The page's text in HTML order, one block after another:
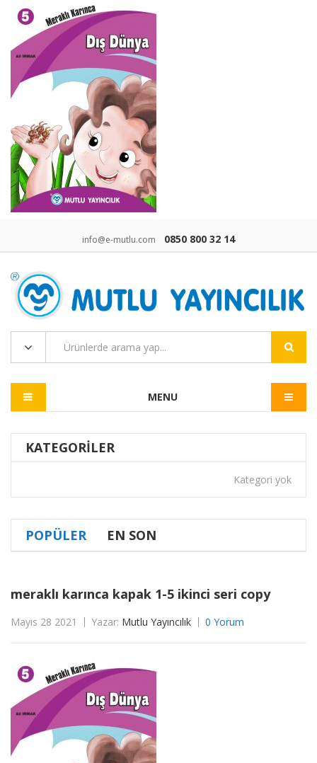
info@e-mutlu.com 0850 800 32 14
MENU
KATEGORILER
Kategori yok
POPÜLER EN SON
meraklı karınca kapak 1-5 ikinci seri copy
Mayıs 28 2021 Yazar: Mutlu Yayıncılık 0 Yorum